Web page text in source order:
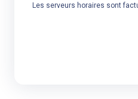
Les serveurs horaires sont